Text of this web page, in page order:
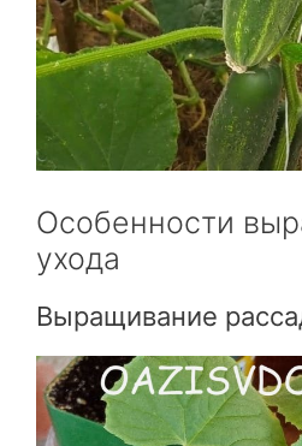
Особенности
ухода
Выращивание